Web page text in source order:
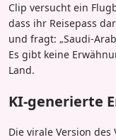
Clip versucht ein
dass ihr Reisepass
und fragt: „Saudi-
Es gibt keine
Land.
KI-generierte
Die virale Version